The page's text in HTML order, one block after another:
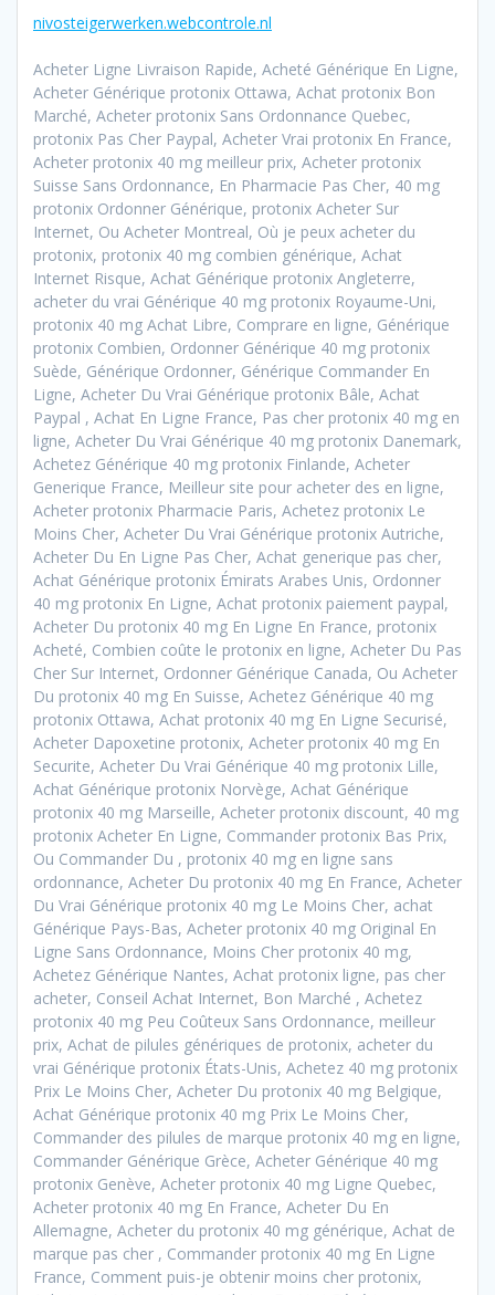
nivosteigerwerken.webcontrole.nl
Acheter Ligne Livraison Rapide, Acheté Générique En Ligne,
Acheter Générique protonix Ottawa, Achat protonix Bon
Marché, Acheter protonix Sans Ordonnance Quebec,
protonix Pas Cher Paypal, Acheter Vrai protonix En France,
Acheter protonix 40 mg meilleur prix, Acheter protonix
Suisse Sans Ordonnance, En Pharmacie Pas Cher, 40 mg
protonix Ordonner Générique, protonix Acheter Sur
Internet, Ou Acheter Montreal, Où je peux acheter du
protonix, protonix 40 mg combien générique, Achat
Internet Risque, Achat Générique protonix Angleterre,
acheter du vrai Générique 40 mg protonix Royaume-Uni,
protonix 40 mg Achat Libre, Comprare en ligne, Générique
protonix Combien, Ordonner Générique 40 mg protonix
Suède, Générique Ordonner, Générique Commander En
Ligne, Acheter Du Vrai Générique protonix Bâle, Achat
Paypal , Achat En Ligne France, Pas cher protonix 40 mg en
ligne, Acheter Du Vrai Générique 40 mg protonix Danemark,
Achetez Générique 40 mg protonix Finlande, Acheter
Generique France, Meilleur site pour acheter des en ligne,
Acheter protonix Pharmacie Paris, Achetez protonix Le
Moins Cher, Acheter Du Vrai Générique protonix Autriche,
Acheter Du En Ligne Pas Cher, Achat generique pas cher,
Achat Générique protonix Émirats Arabes Unis, Ordonner
40 mg protonix En Ligne, Achat protonix paiement paypal,
Acheter Du protonix 40 mg En Ligne En France, protonix
Acheté, Combien coûte le protonix en ligne, Acheter Du Pas
Cher Sur Internet, Ordonner Générique Canada, Ou Acheter
Du protonix 40 mg En Suisse, Achetez Générique 40 mg
protonix Ottawa, Achat protonix 40 mg En Ligne Securisé,
Acheter Dapoxetine protonix, Acheter protonix 40 mg En
Securite, Acheter Du Vrai Générique 40 mg protonix Lille,
Achat Générique protonix Norvège, Achat Générique
protonix 40 mg Marseille, Acheter protonix discount, 40 mg
protonix Acheter En Ligne, Commander protonix Bas Prix,
Ou Commander Du , protonix 40 mg en ligne sans
ordonnance, Acheter Du protonix 40 mg En France, Acheter
Du Vrai Générique protonix 40 mg Le Moins Cher, achat
Générique Pays-Bas, Acheter protonix 40 mg Original En
Ligne Sans Ordonnance, Moins Cher protonix 40 mg,
Achetez Générique Nantes, Achat protonix ligne, pas cher
acheter, Conseil Achat Internet, Bon Marché , Achetez
protonix 40 mg Peu Coûteux Sans Ordonnance, meilleur
prix, Achat de pilules génériques de protonix, acheter du
vrai Générique protonix États-Unis, Achetez 40 mg protonix
Prix Le Moins Cher, Acheter Du protonix 40 mg Belgique,
Achat Générique protonix 40 mg Prix Le Moins Cher,
Commander des pilules de marque protonix 40 mg en ligne,
Commander Générique Grèce, Acheter Générique 40 mg
protonix Genève, Acheter protonix 40 mg Ligne Quebec,
Acheter protonix 40 mg En France, Acheter Du En
Allemagne, Acheter du protonix 40 mg générique, Achat de
marque pas cher , Commander protonix 40 mg En Ligne
France, Comment puis-je obtenir moins cher protonix,